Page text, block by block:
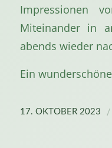
Impressionen
Miteinander in
abends wieder
Ein
17. OKTOBER 2023 /